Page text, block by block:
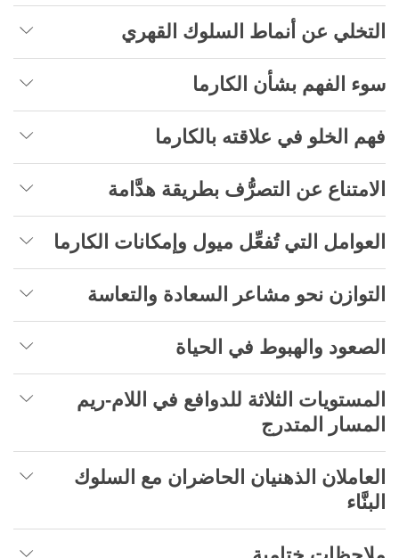
التخلي عن أنماط السلوك القهري
سوء الفهم بشأن الكارما
فهم الخلو في علاقته بالكارما
الامتناع عن التصرُّف بطريقة هدَّامة
العوامل التي تُفعِّل ميول وإمكانات الكارما
التوازن نحو مشاعر السعادة والتعاسة
الصعود والهبوط في الحياة
المستويات الثلاثة للدوافع في اللام-ريم
المسار المتدرج
العاملان الذهنيان الحاضران مع السلوك
البنَّاء